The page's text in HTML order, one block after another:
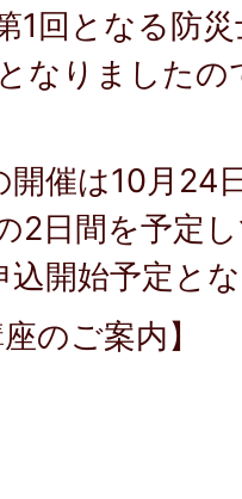
1回となる防
なりましたの
開催は10月24
2日間を予定
込開始予定と
のご案内】